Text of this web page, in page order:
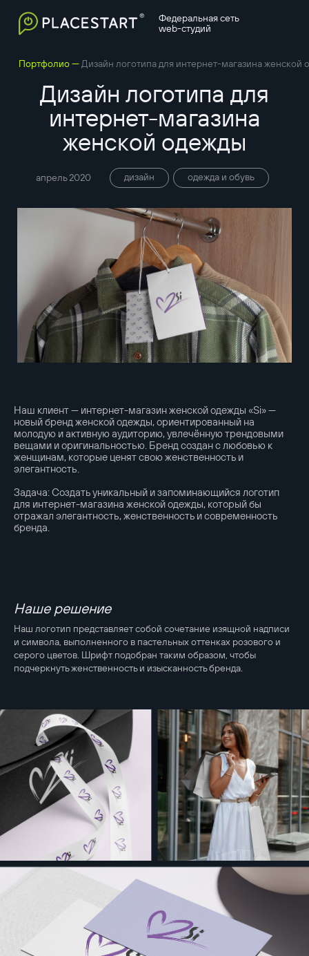
Федеральная сеть
web-студий
Портфолио—Дизайн логотипа для интернет-магазина женской
Дизайн логотипа для
интернет-магазина
женской одежды
апрель 2020 дизайн одежда и обувь
Наш клиент — интернет-магазин женской одежды «Si» —
новый бренд женской одежды, ориентированный на
молодую и активную аудиторию, увлечённую трендовыми
вещами и оригинальностью. Бренд создан с любовью к
женщинам, которые ценят свою женственность и
элегантность.
Задача: Создать уникальный и запоминающийся логотип
для интернет-магазина женской одежды, который бы
отражал элегантность, женственность и современность
бренда.
Наше решение
Наш логотип представляет собой сочетание изящной надписи
и символа, выполненного в пастельных оттенках розового и
серого цветов. Шрифт подобран таким образом, чтобы
подчеркнуть женственность и изысканность бренда.